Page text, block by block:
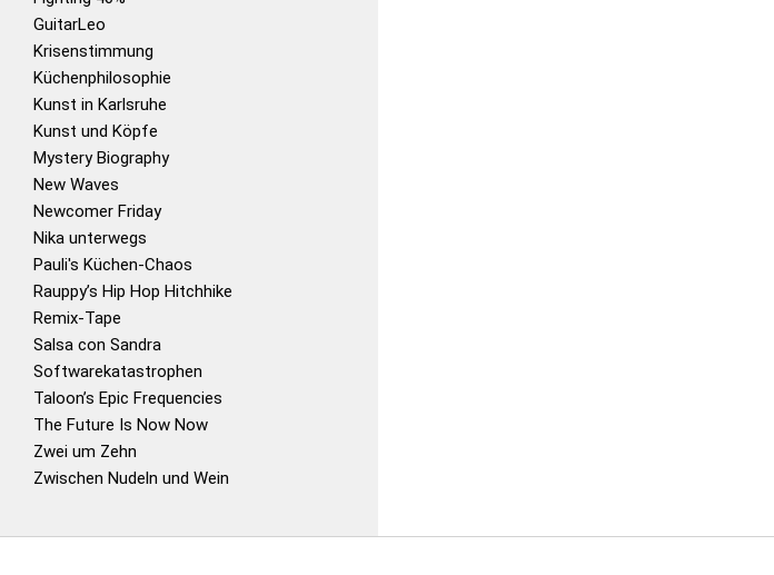
GuitarLeo
Krisenstimmung
Küchenphilosophie
Kunst in Karlsruhe
Kunst und Köpfe
Mystery Biography
New Waves
Newcomer Friday
Nika unterwegs
Pauli's Küchen-Chaos
Rauppy’s Hip Hop Hitchhike
Remix-Tape
Salsa con Sandra
Softwarekatastrophen
Taloon’s Epic Frequencies
The Future Is Now Now
Zwei um Zehn
Zwischen Nudeln und Wein